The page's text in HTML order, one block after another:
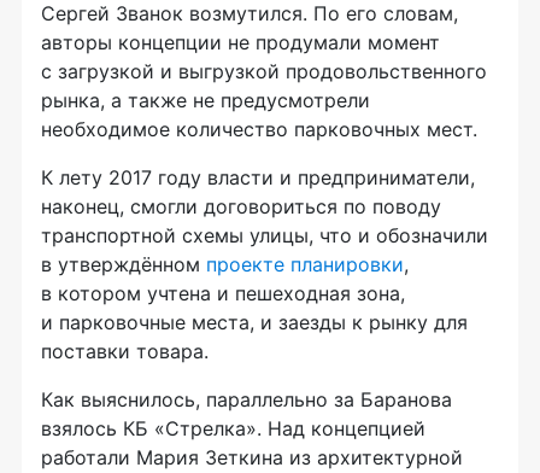
Сергей Званок возмутился. По его словам,
авторы концепции не продумали момент
с загрузкой и выгрузкой продовольственного
рынка, а также не предусмотрели
необходимое количество парковочных мест.
К лету 2017 году власти и предприниматели,
наконец, смогли договориться по поводу
транспортной схемы улицы, что и обозначили
в утверждённом проекте планировки,
в котором учтена и пешеходная зона,
и парковочные места, и заезды к рынку для
поставки товара.
Как выяснилось, параллельно за Баранова
взялось КБ «Стрелка». Над концепцией
работали Мария Зеткина из архитектурной